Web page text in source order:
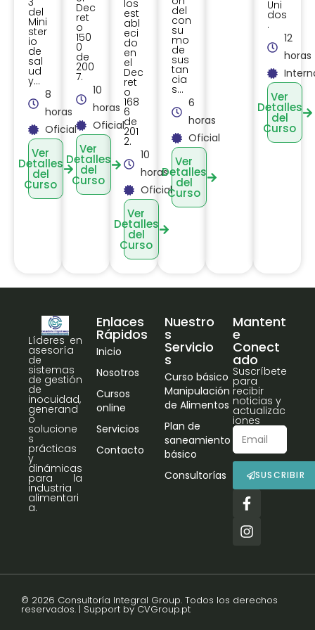
del
Mini
ster
io
de
sal
ud
y...
8
horas
Oficial
Ver
Detalles
del
Curso
Dec
ret
o
150
0
de
200
7.
10
horas
Oficial
Ver
Detalles
del
Curso
los
est
abl
eci
do
en
el
Dec
ret
o
168
6
de
201
2.
10
horas
Oficial
Ver
Detalles
del
Curso
del
con
su
mo
de
sus
tan
cia
s...
6
horas
Oficial
Ver
Detalles
del
Curso
Uni
dos
.
12
horas
Ver
Detalles
del
Curso
Líderes en
asesoría
de
sistemas
de gestión
de
inocuidad,
generand
o
solucione
s
prácticas
y
dinámicas
para la
industria
alimentari
a.
Enlaces
Rápidos
Inicio
Nosotros
Cursos
online
Servicios
Contacto
Nuestro
s
Servicio
s
Curso básico
Manipulación
de Alimentos
Plan de
saneamiento
básico
Consultorías
Mantent
e
Conect
ado
Suscríbete
para
recibir
noticias y
actualizac
iones
SUSCRIBIR
© 2026 Consultoría Integral Group. Todos los derechos
reservados. | Support by CVGroup.pt